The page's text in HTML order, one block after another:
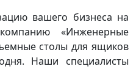
вашего бизнеса на
«Инженерные
столы для ящиков
Наши специалисты